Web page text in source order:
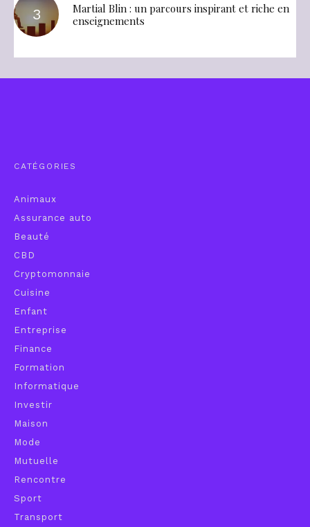
Martial Blin : un parcours inspirant et riche en
enseignements
CATÉGORIES
Animaux
Assurance auto
Beauté
CBD
Cryptomonnaie
Cuisine
Enfant
Entreprise
Finance
Formation
Informatique
Investir
Maison
Mode
Mutuelle
Rencontre
Sport
Transport